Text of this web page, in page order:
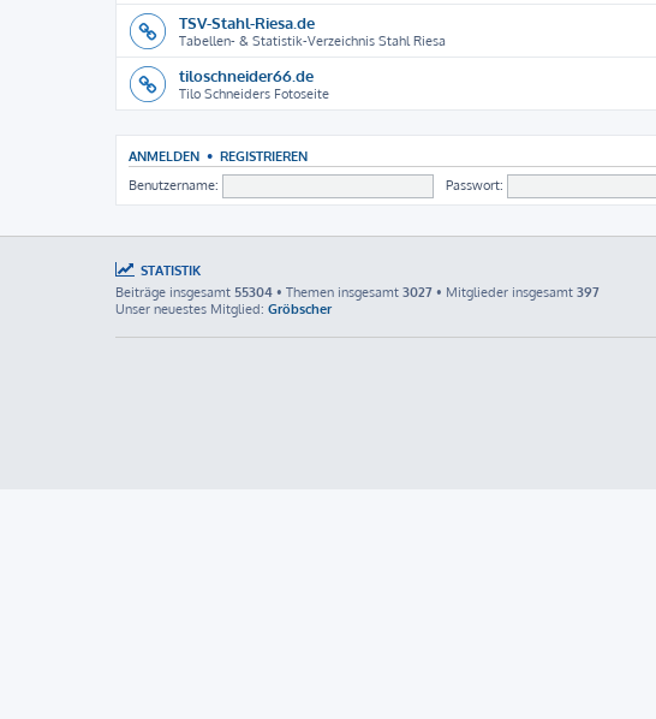
TSV-Stahl-Riesa.de
Tabellen- & Statistik-Verzeichnis Stahl Riesa
tiloschneider66.de
Tilo Schneiders Fotoseite
ANMELDEN • REGISTRIEREN
Benutzername: Passwort:
STATISTIK
Beiträge insgesamt 55304 • Themen insgesamt 3027 • Mitglieder insgesamt 397
Unser neuestes Mitglied: Gröbscher